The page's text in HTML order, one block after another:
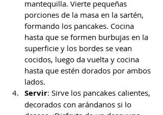
mantequilla. Vierte pequeñas
porciones de la masa en la sartén,
formando los pancakes. Cocina
hasta que se formen burbujas en la
superficie y los bordes se vean
cocidos, luego da vuelta y cocina
hasta que estén dorados por ambos
lados.
Servir: Sirve los pancakes calientes,
decorados con arándanos si lo